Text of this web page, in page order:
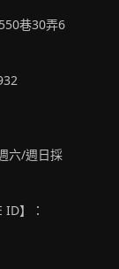
巷30弄6
六/週日採
】：